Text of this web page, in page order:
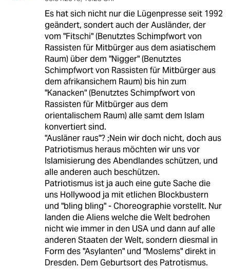
Es hat sich nicht nur die Lügenpresse seit 1992
geändert, sondert auch der Ausländer, der
vom "Fitschi" (Benutztes Schimpfwort von
Rassisten für Mitbürger aus dem asiatischem
Raum) über dem "Nigger" (Benutztes
Schimpfwort von Rassisten für Mitbürger aus
dem afrikansichem Raum) bis hin zum
"Kanacken" (Benutztes Schimpfwort von
Rassisten für Mitbürger aus dem
orientalischem Raum) alle samt dem Islam
konvertiert sind.
"Ausläner raus"? ;Nein wir doch nicht, doch aus
Patriotismus heraus möchten wir uns vor
Islamisierung des Abendlandes schützen, und
alle anderen auch beschützen.
Patriotismus ist ja auch eine gute Sache die
uns Hollywood ja mit etlichen Blockbustern
und "bling bling" - Choreographie vorstellt. Nur
landen die Aliens welche die Welt bedrohen
nicht wie immer in den USA und dann auf alle
anderen Staaten der Welt, sondern diesmal in
Form des "Asylanten" und "Moslems" direkt in
Dresden. Dem Geburtsort des Patrotismus.